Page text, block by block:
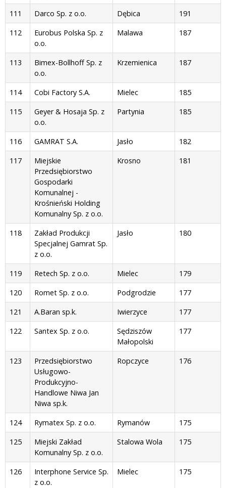
111 Darco Sp. z o.o. Dębica
191
112
Eurobus Polska Sp. z
o.o.
Malawa 187
113
Bimex-Bollhoff Sp. z
o.o.
Krzemienica 187
114 Cobi Factory S.A. Mielec
185
115
Geyer & Hosaja Sp. z
o.o.
Partynia 185
116 GAMRAT S.A. Jasło
182
117
Miejskie
Przedsiębiorstwo
Gospodarki
Komunalnej -
Krośnieński Holding
Komunalny Sp. z o.o.
Krosno 181
118
Zakład Produkcji
Specjalnej Gamrat Sp.
z o.o.
Jasło 180
119 Retech Sp. z o.o. Mielec
179
120
Romet Sp. z o.o. Podgrodzie
177
121
A.Baran sp.k. Iwierzyce
177
122
Santex Sp. z o.o.
Sędziszów
Małopolski
177
123
Przedsiębiorstwo
Usługowo-
Produkcyjno-
Handlowe Niwa Jan
Niwa sp.k.
Ropczyce 176
124 Rymatex Sp. z o.o. Rymanów
175
125
Miejski Zakład
Komunalny Sp. z o.o.
Stalowa Wola 175
126
Interphone Service Sp.
z o.o.
Mielec 175